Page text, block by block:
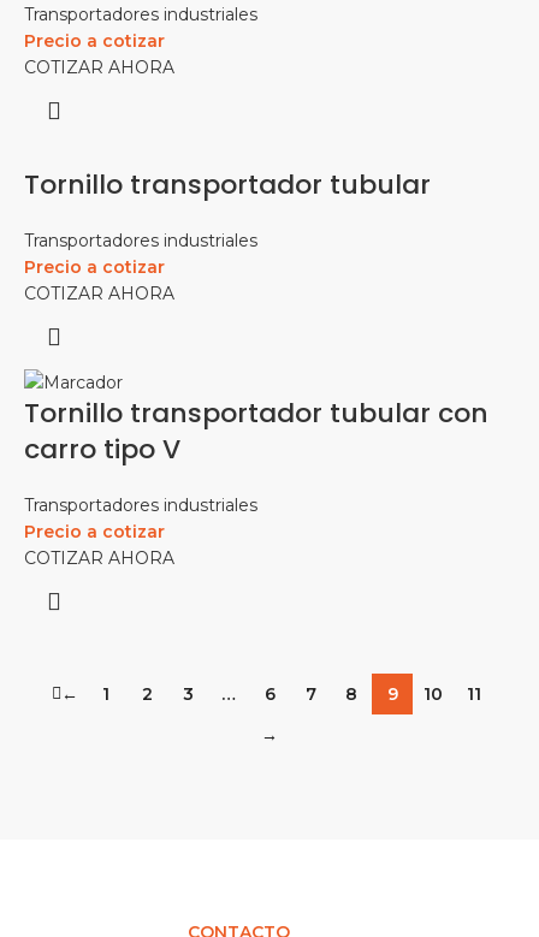
Transportadores industriales
Precio a cotizar
COTIZAR AHORA
Tornillo transportador tubular
Transportadores industriales
Precio a cotizar
COTIZAR AHORA
Tornillo transportador tubular con
carro tipo V
Transportadores industriales
Precio a cotizar
COTIZAR AHORA
← 1 2 3 … 6 7 8 9 10
11
→
CONTACTO